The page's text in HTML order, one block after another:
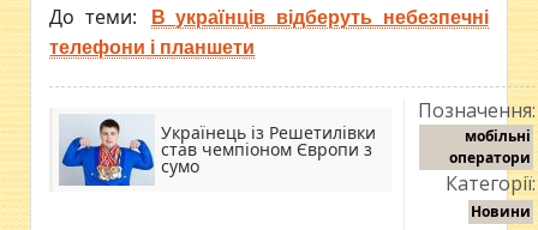
До теми:
В українців відберуть небезпечні
телефони і планшети
Українець із Решетилівки
став чемпіоном Європи з
сумо
Позначення:
мобільні
оператори
Категорії:
Новини